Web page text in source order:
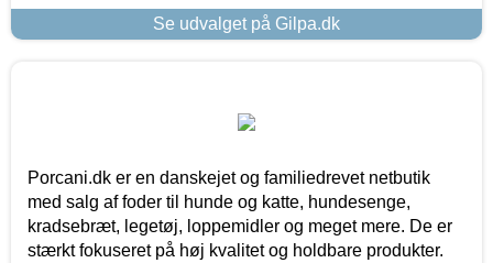
Se udvalget på Gilpa.dk
Porcani.dk er en danskejet og familiedrevet netbutik
med salg af foder til hunde og katte, hundesenge,
kradsebræt, legetøj, loppemidler og meget mere. De er
stærkt fokuseret på høj kvalitet og holdbare produkter.